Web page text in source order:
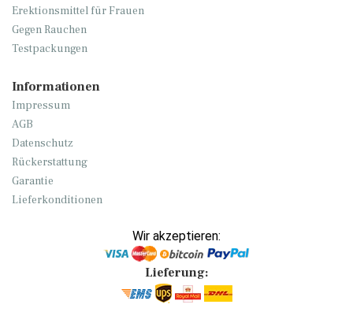
Erektionsmittel für Frauen
Gegen Rauchen
Testpackungen
Informationen
Impressum
AGB
Datenschutz
Rückerstattung
Garantie
Lieferkonditionen
Wir akzeptieren:
Lieferung: